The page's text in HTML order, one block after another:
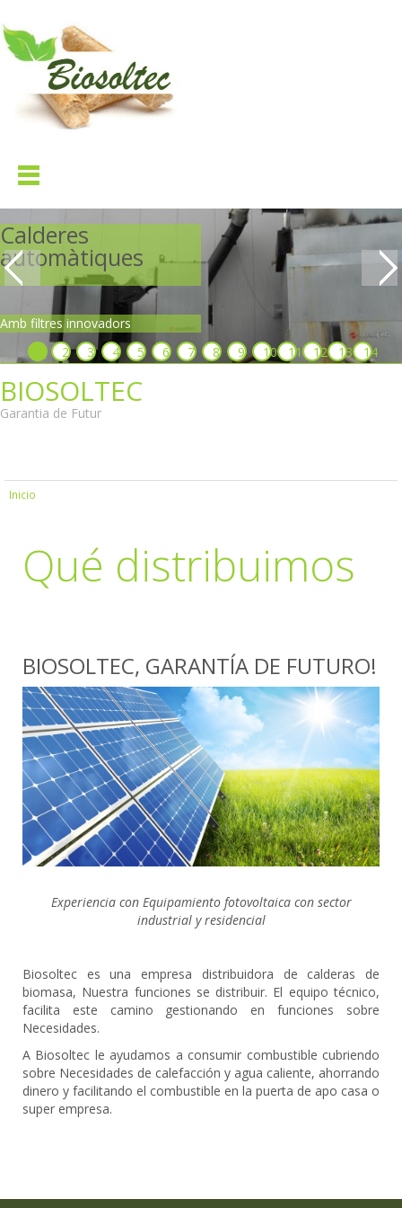
Calderes
automàtiques
Amb filtres innovadors
2 3 4 5 6 7 8 9 10 11 12 13 14
BIOSOLTEC
Garantia de Futur
Inicio
Qué distribuimos
BIOSOLTEC, GARANTÍA DE FUTURO!
Experiencia con Equipamiento fotovoltaica con sector
industrial y residencial
Biosoltec es una empresa distribuidora de calderas de
biomasa, Nuestra funciones se distribuir. El equipo técnico,
facilita este camino gestionando en funciones sobre
Necesidades.
A Biosoltec le ayudamos a consumir combustible cubriendo
sobre Necesidades de calefacción y agua caliente, ahorrando
dinero y facilitando el combustible en la puerta de apo casa o
super empresa.